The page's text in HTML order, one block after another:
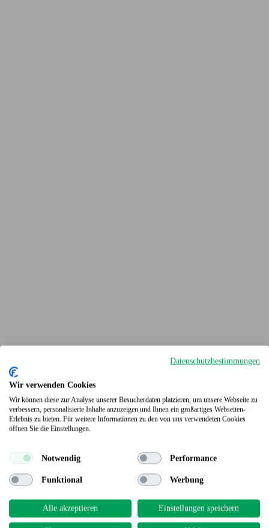
Terrassendielen
Datenschutzbestimmungen
Wir verwenden Cookies
Wir können diese zur Analyse unserer Besucherdaten platzieren, um unsere Webseite zu
verbessern, personalisierte Inhalte anzuzeigen und Ihnen ein großartiges Webseiten-
Erlebnis zu bieten. Für weitere Informationen zu den von uns verwendeten Cookies
öffnen Sie die Einstellungen.
Notwendig Performance
Funktional Werbung
Alle akzeptieren Einstellungen speichern